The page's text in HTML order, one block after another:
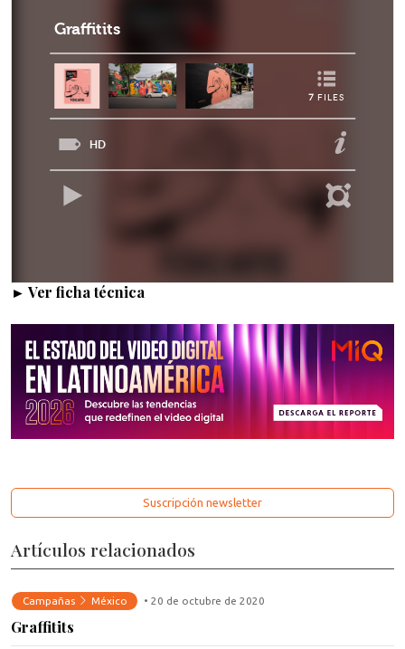
► Ver ficha técnica
Suscripción newsletter
Artículos relacionados
Campañas México • 20 de octubre de 2020
Graffitits